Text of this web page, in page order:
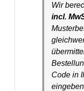
Wir
incl.
Code in